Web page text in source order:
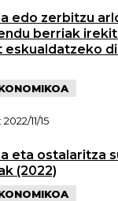
edo zerbitzu
berriak
eskualdatzeko
11/15
eta ostalaritza
(2022)